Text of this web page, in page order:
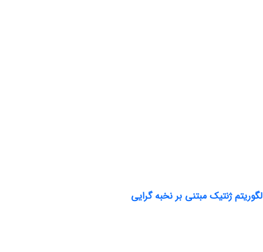
ژنتیک مبتنی بر نخبه گرایی